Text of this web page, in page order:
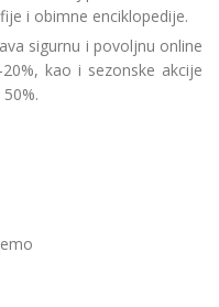
i obimne enciklopedije.
sigurnu i povoljnu online
kao i sezonske akcije